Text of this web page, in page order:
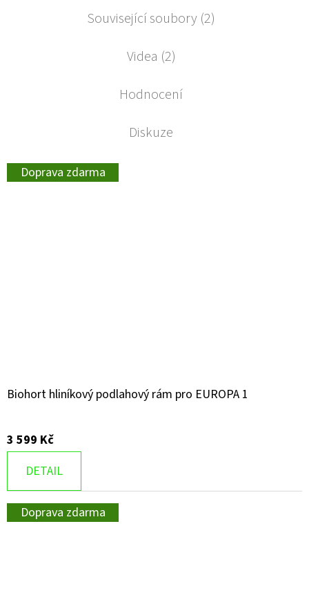
Související soubory (2)
Videa (2)
Hodnocení
Diskuze
Doprava zdarma
Biohort hliníkový podlahový rám pro EUROPA 1
3 599 Kč
DETAIL
Doprava zdarma